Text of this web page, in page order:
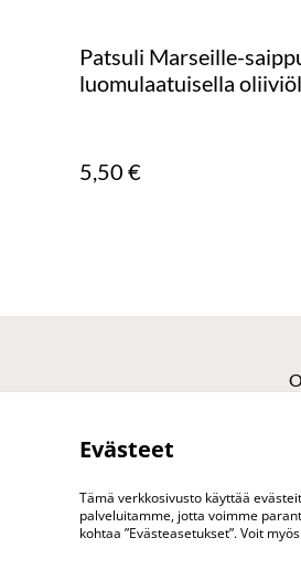
Patsuli Marseille-
luomulaatuisella
5,50 €
©2026
Evästeet
Tämä verkkosivusto käyttää
palveluitamme, jotta voimme
kohtaa ”Evästeasetukset”. Voit